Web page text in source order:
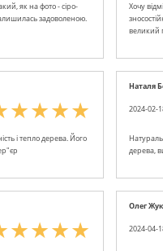
як на фото - сіро-
задоволеною.
Хочу
великий
і тепло дерева. Його
Наталя
2024-02-
дерева,
Олег
2024-04-